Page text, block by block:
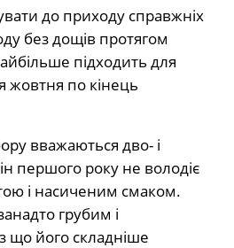
до приходу справжніх
без дощів протягом
підходить для
жовтня по кінець
вважаються дво- і
першого року не володіє
і насиченим смаком.
грубим і
що його складніше